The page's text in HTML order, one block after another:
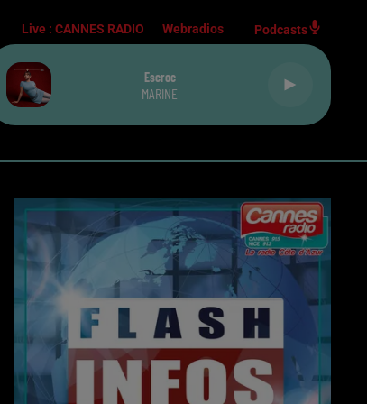
Live :CANNES RADIO Webradios Podcasts
Escroc
MARINE